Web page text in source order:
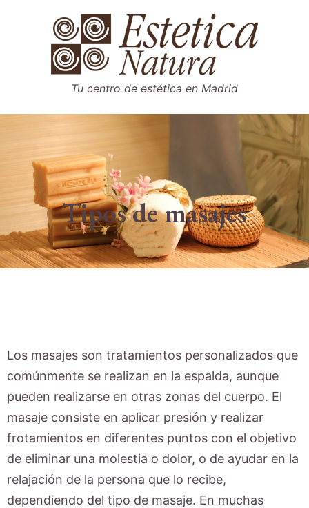
Tu centro de estética en Madrid
Tipos de masajes
Los masajes son tratamientos personalizados que
comúnmente se realizan en la espalda, aunque
pueden realizarse en otras zonas del cuerpo. El
masaje consiste en aplicar presión y realizar
frotamientos en diferentes puntos con el objetivo
de eliminar una molestia o dolor, o de ayudar en la
relajación de la persona que lo recibe,
dependiendo del tipo de masaje. En muchas